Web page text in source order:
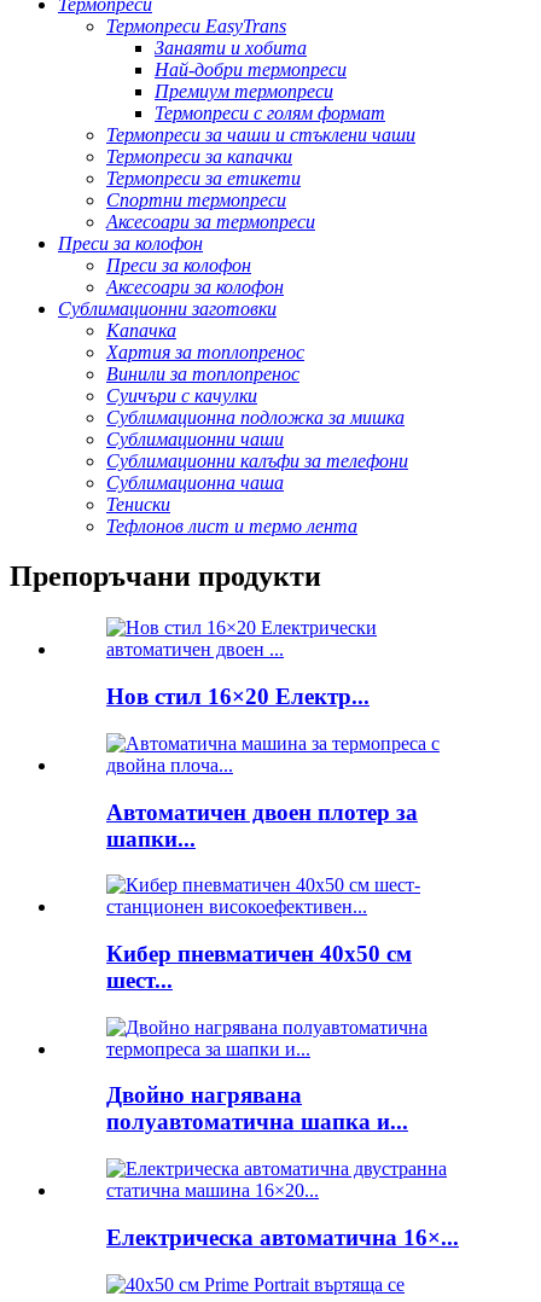
Термопреси EasyTrans
Занаяти и хобита
Най-добри термопреси
Премиум термопреси
Термопреси с голям формат
Термопреси за чаши и стъклени чаши
Термопреси за капачки
Термопреси за етикети
Спортни термопреси
Аксесоари за термопреси
Преси за колофон
Преси за колофон
Аксесоари за колофон
Сублимационни заготовки
Капачка
Хартия за топлопренос
Винили за топлопренос
Суичъри с качулки
Сублимационна подложка за мишка
Сублимационни чаши
Сублимационни калъфи за телефони
Сублимационна чаша
Тениски
Тефлонов лист и термо лента
Препоръчани продукти
Нов стил 16×20 Електр...
Автоматичен двоен плотер за
шапки...
Кибер пневматичен 40x50 см
шест...
Двойно нагрявана
полуавтоматична шапка и...
Електрическа автоматична 16×...